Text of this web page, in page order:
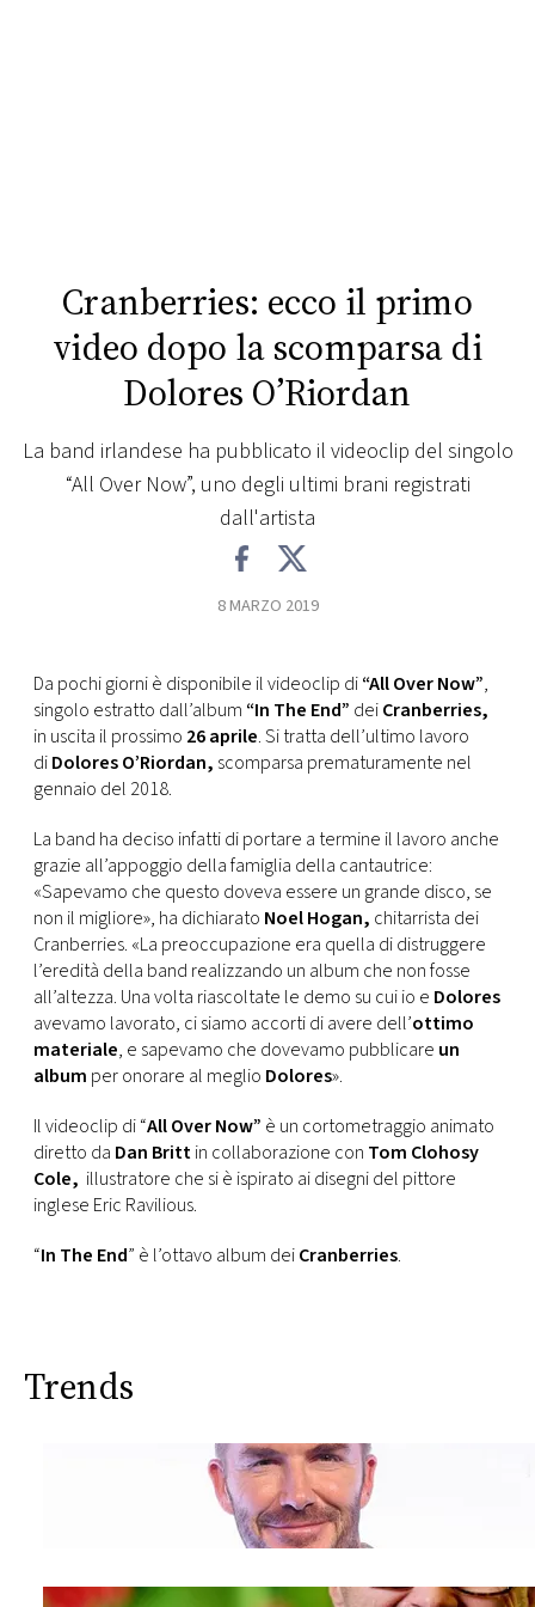
PRINCIPATO
MONACO
Cranberries: ecco il primo
video dopo la scomparsa di
Dolores O’Riordan
La band irlandese ha pubblicato il videoclip del singolo
“All Over Now”, uno degli ultimi brani registrati
dall'artista
8 MARZO 2019
Da pochi giorni è disponibile il videoclip di“All Over Now”,
singolo estratto dall’album “In The End” deiCranberries,
in uscita il prossimo 26 aprile. Si tratta dell’ultimo lavoro
diDolores O’Riordan, scomparsa prematuramente nel
gennaio del 2018.
La band ha deciso infatti di portare a termine il lavoro anche
grazie all’appoggio della famiglia della cantautrice:
«Sapevamo che questo doveva essere un grande disco, se
non il migliore», ha dichiarato Noel Hogan, chitarrista dei
Cranberries. «La preoccupazione era quella di distruggere
l’eredità della band realizzando un album che non fosse
all’altezza. Una volta riascoltate le demo su cui io e Dolores
avevamo lavorato, ci siamo accorti di avere dell’ottimo
materiale, e sapevamo che dovevamo pubblicare un
album per onorare al meglio Dolores».
Il videoclip di “All Over Now” è un cortometraggio animato
diretto da Dan Brittin collaborazione con Tom Clohosy
Cole, illustratore che si è ispirato ai disegni del pittore
inglese Eric Ravilious.
“In The End” è l’ottavo album deiCranberries.
Trends